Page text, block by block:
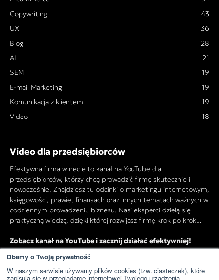
Dbamy o Twoją prywatność
W naszym serwisie używamy plików cookies (tzw. ciasteczek), które
zapisują się w przeglądarce internetowej Twojego urządzenia.
Copywriting
43
UX
36
Blog
28
AI
21
SEM
19
E-mail Marketing
19
Komunikacja z klientem
19
Video
18
Video dla przedsiębiorców
Efektywna firma w necie to kanał na YouTube dla
przedsiębiorców, którzy chcą prowadzić firmę skutecznie i
nowocześnie. Znajdziesz tu odcinki o marketingu internetowym,
księgowości, prawie, finansach oraz innych tematach ważnych w
codziennym prowadzeniu biznesu. Nasi eksperci dzielą się
praktyczną wiedzą, dzięki której rozwijasz firmę krok po kroku.
Zobacz kanał na YouTube i zacznij działać efektywniej!
Przejdź do kanału YouTube